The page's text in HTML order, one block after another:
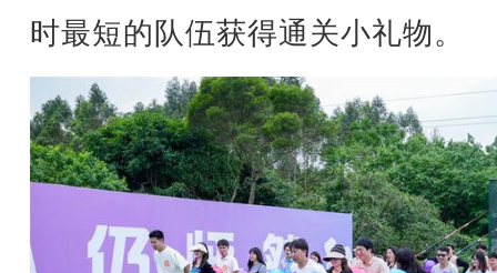
时最短的队伍获得通关小礼物。